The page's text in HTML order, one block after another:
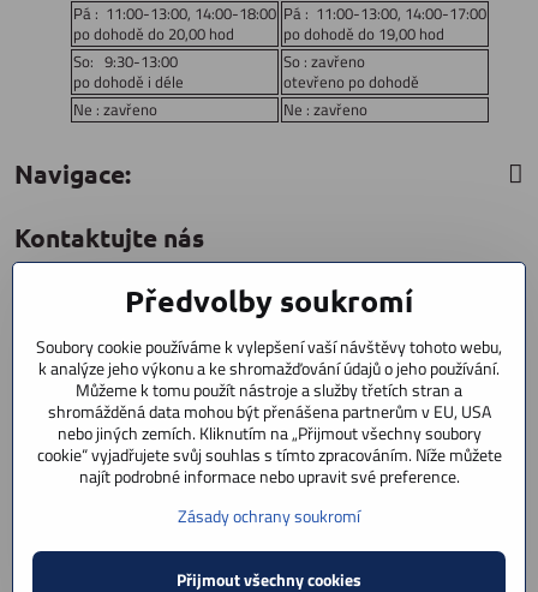
Pá : 11:00-13:00, 14:00-18:00
po dohodě do 20,00 hod
Pá : 11:00-13:00, 14:00-17:00
po dohodě do 19,00 hod
So: 9:30-13:00
po dohodě i déle
So : zavřeno
otevřeno po dohodě
Ne : zavřeno
Ne : zavřeno
Navigace:
Kontaktujte nás
CYCLESTAR s​.r​.o​.
Praha 5 Radotín
153 00
+420 602 856 404
+420 723 603 807
servis
info​@cyclestar​.cz
Předvolby soukromí
Soubory cookie používáme k vylepšení vaší návštěvy tohoto webu,
k analýze jeho výkonu a ke shromažďování údajů o jeho používání.
Můžeme k tomu použít nástroje a služby třetích stran a
shromážděná data mohou být přenášena partnerům v EU, USA
nebo jiných zemích. Kliknutím na „Přijmout všechny soubory
cookie“ vyjadřujete svůj souhlas s tímto zpracováním. Níže můžete
najít podrobné informace nebo upravit své preference.
Zásady ochrany soukromí
Přijmout všechny cookies